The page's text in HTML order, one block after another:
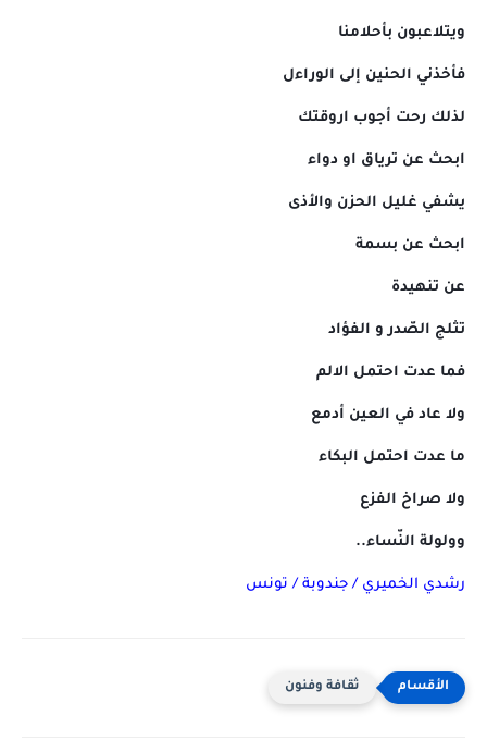
ويتلاعبون بأحلامنا
فأخذني الحنين إلى الوراءل
لذلك رحت أجوب اروقتك
ابحث عن ترياق او دواء
يشفي غليل الحزن والأذى
ابحث عن بسمة
عن تنهيدة
تثلج الصّدر و الفؤاد
فما عدت احتمل الالم
ولا عاد في العين أدمع
ما عدت احتمل البكاء
ولا صراخ الفزع
وولولة النّساء..
رشدي الخميري / جندوبة / تونس
ثقافة وفنون